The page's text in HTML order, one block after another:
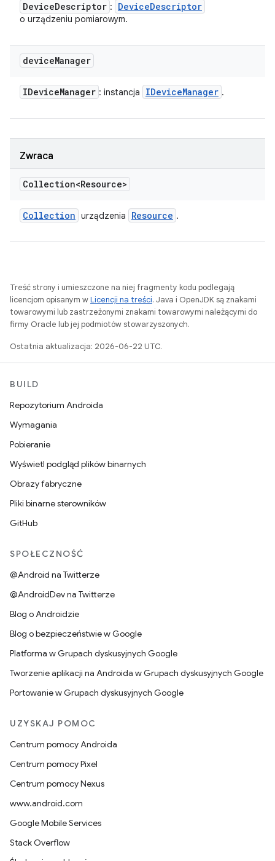
DeviceDescriptor : DeviceDescriptor
o urządzeniu pomiarowym.
deviceManager
IDeviceManager : instancja IDeviceManager .
Zwraca
Collection<Resource>
Collection urządzenia Resource .
Treść strony i umieszczone na niej fragmenty kodu podlegają
licencjom opisanym wLicencji na treści. Java i OpenJDK są znakami
towarowymi lub zastrzeżonymi znakami towarowymi należącymi do
firmy Oracle lub jej podmiotów stowarzyszonych.
Ostatnia aktualizacja: 2026-06-22 UTC.
BUILD
Repozytorium Androida
Wymagania
Pobieranie
Wyświetl podgląd plików binarnych
Obrazy fabryczne
Pliki binarne sterowników
GitHub
SPOŁECZNOŚĆ
@Android na Twitterze
@AndroidDev na Twitterze
Blog o Androidzie
Blog o bezpieczeństwie w Google
Platforma w Grupach dyskusyjnych Google
Tworzenie aplikacji na Androida w Grupach dyskusyjnych Google
Portowanie w Grupach dyskusyjnych Google
UZYSKAJ POMOC
Centrum pomocy Androida
Centrum pomocy Pixel
Centrum pomocy Nexus
www.android.com
Google Mobile Services
Stack Overflow